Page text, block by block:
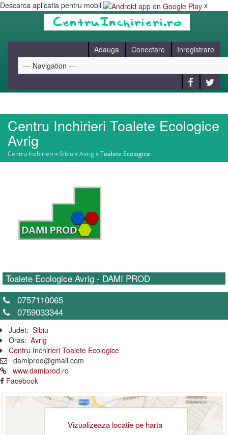
Descarca aplicatia pentru mobil x
Adauga Conectare Inregistrare
HOME
CAUT
CONTACT
Centru Inchirieri Toalete Ecologice
Avrig
Centru Inchirieri »Sibiu»Avrig»Toalete Ecologice
Toalete Ecologice Avrig - DAMI PROD
0757110065
0759033344
Judet: Sibiu
Oras: Avrig
Centru Inchirieri Toalete Ecologice
damiprod@gmail.com
www.damiprod.ro
Facebook
Vizualizeaza locatie pe harta